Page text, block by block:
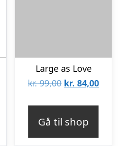
Large as Love
kr.99,00 Den
var:
kr. 84,00Den
Gå til shop